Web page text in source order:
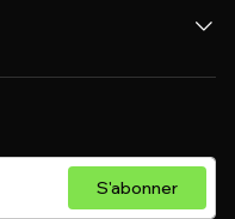
S'abonner